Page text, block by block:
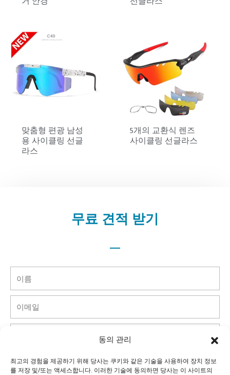
동의 관리
최고의 경험을 제공하기 위해 당사는 쿠키와 같은 기술을 사용하여 장치 정보
를 저장 및/또는 액세스합니다. 이러한 기술에 동의하면 당사는 이 사이트의
맞춤형 편광 남성
용 사이클링 선글
라스
5개의 교환식 렌즈
사이클링 선글라스
무료 견적 받기
일
폰
국
가